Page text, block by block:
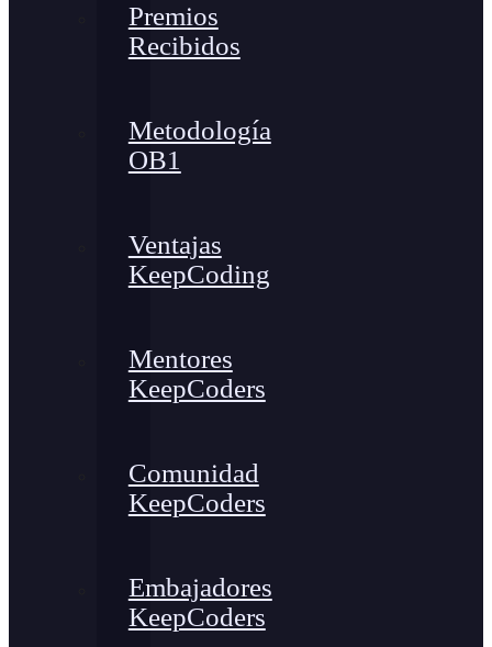
Premios
Recibidos
Metodología
OB1
Ventajas
KeepCoding
Mentores
KeepCoders
Comunidad
KeepCoders
Embajadores
KeepCoders